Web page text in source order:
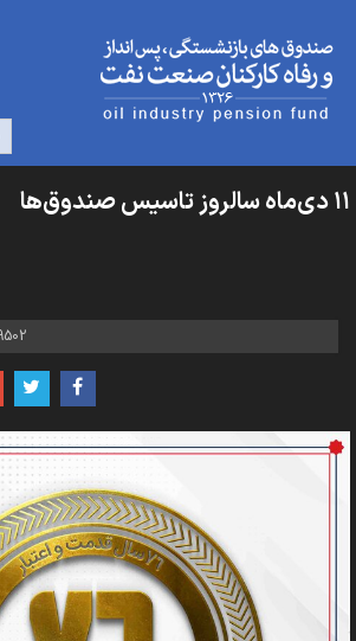
۱۱ دی‌ماه سالروز تاسیس صندوق‌ها